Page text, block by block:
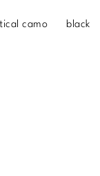
camo black